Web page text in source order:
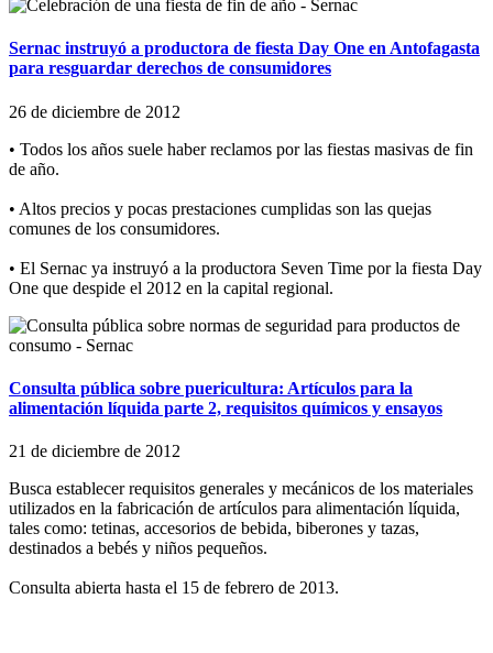
Sernac instruyó a productora de fiesta Day One en Antofagasta
para resguardar derechos de consumidores
26 de diciembre de 2012
• Todos los años suele haber reclamos por las fiestas masivas de fin
de año.
• Altos precios y pocas prestaciones cumplidas son las quejas
comunes de los consumidores.
• El Sernac ya instruyó a la productora Seven Time por la fiesta Day
One que despide el 2012 en la capital regional.
Consulta pública sobre puericultura: Artículos para la
alimentación líquida parte 2, requisitos químicos y ensayos
21 de diciembre de 2012
Busca establecer requisitos generales y mecánicos de los materiales
utilizados en la fabricación de artículos para alimentación líquida,
tales como: tetinas, accesorios de bebida, biberones y tazas,
destinados a bebés y niños pequeños.
Consulta abierta hasta el 15 de febrero de 2013.